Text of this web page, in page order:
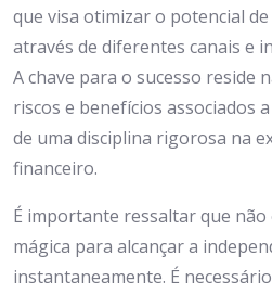
que visa otimizar o potencial
através de diferentes canais e
A chave para o sucesso reside
riscos e benefícios associados
de uma disciplina rigorosa na
financeiro.
É importante ressaltar que
mágica para alcançar a
instantaneamente. É